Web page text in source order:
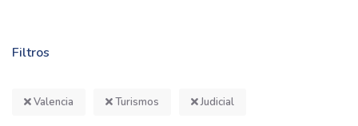
Filtros
Valencia Turismos Judicial